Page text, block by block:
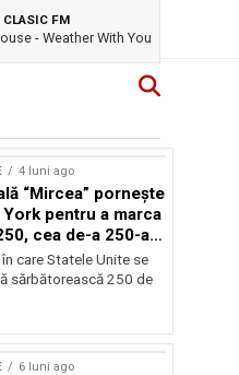
FM
- Weather With You
4 luni ago
“Mircea” pornește
pentru a marca
cea de-a 250-a
a Statelor Unite
care Statele Unite se
sărbătorească 250 de
6 luni ago